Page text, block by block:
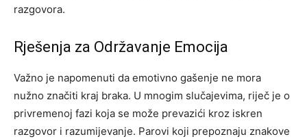
razgovora.
Rješenja za Održavanje Emocija
Važno je napomenuti da emotivno gašenje ne mora
nužno značiti kraj braka. U mnogim slučajevima, riječ je o
privremenoj fazi koja se može prevazići kroz iskren
razgovor i razumijevanje. Parovi koji prepoznaju znakove